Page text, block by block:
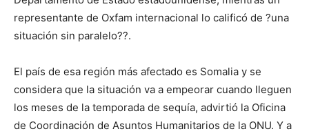
representante de Oxfam internacional lo calificó de ?una
situación sin paralelo??.
El país de esa región más afectado es Somalia y se
considera que la situación va a empeorar cuando lleguen
los meses de la temporada de sequía, advirtió la Oficina
de Coordinación de Asuntos Humanitarios de la ONU. Y a